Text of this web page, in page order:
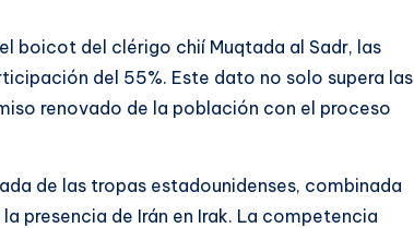
boicot del clérigo chií Muqtada al Sadr, las
del 55%. Este dato no solo supera las
renovado de la población con el proceso
de las tropas estadounidenses, combinada
presencia de Irán en Irak. La competencia